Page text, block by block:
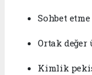
Sohbet etme
Ortak değer
Kimlik